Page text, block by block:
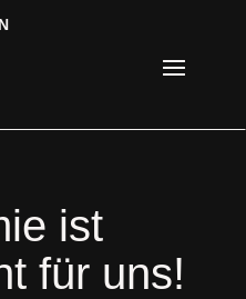
ist
für uns!